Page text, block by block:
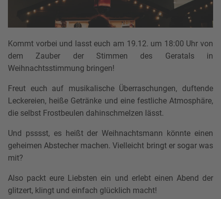
Kommt vorbei und lasst euch am 19.12. um 18:00 Uhr von
dem Zauber der Stimmen des Geratals in
Weihnachtsstimmung bringen!
Freut euch auf musikalische Überraschungen, duftende
Leckereien, heiße Getränke und eine festliche Atmosphäre,
die selbst Frostbeulen dahinschmelzen lässt.
Und psssst, es heißt der Weihnachtsmann könnte einen
geheimen Abstecher machen. Vielleicht bringt er sogar was
mit?
Also packt eure Liebsten ein und erlebt einen Abend der
glitzert, klingt und einfach glücklich macht!